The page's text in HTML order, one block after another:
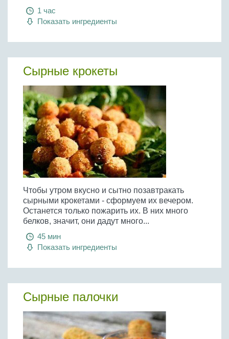
1 час
Показать ингредиенты
Сырные крокеты
Чтобы утром вкусно и сытно позавтракать
сырными крокетами - сформуем их вечером.
Останется только пожарить их. В них много
белков, значит, они дадут много...
45 мин
Показать ингредиенты
Сырные палочки